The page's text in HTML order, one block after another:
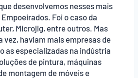
desenvolvemos nesses mais
Foi o caso da
Microjig, entre outros. Mas
vez, haviam mais empresas de
as especializadas na indústria
de pintura, máquinas
montagem de móveis e